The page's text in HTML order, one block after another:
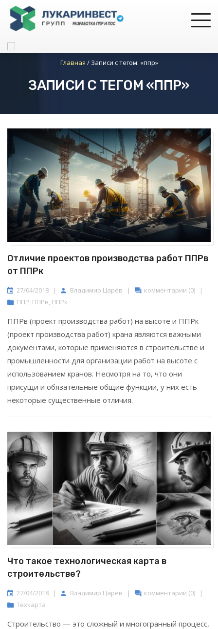
Главная / Записи с тегом: «ппр»
ЗАПИСИ С ТЕГОМ «ППР»
Отличие проектов производства работ ППРв
от ППРк
27/04/2018 | Владимир Царёв | комментарии (0)
|
ППР ППРв ППРк
ППРв (проект производства работ) на высоте и ППРк
(проект производства работ) крана являются важными
документами, которые применяются в строительстве и
промышленности для организации работ на высоте с
использованием кранов. Несмотря на то, что они
присущи и обязательные общие функции, у них есть
некоторые существенные отличия.
Что такое технологическая карта в
строительстве?
27/04/2018 | Владимир Царёв | комментарии (0)
|
Техкарта
Строительство — это сложный и многогранный процесс,